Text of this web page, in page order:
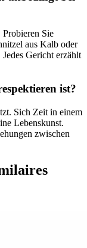
Sie
aus Kalb oder
Gericht erzählt
ist?
Sich Zeit in einem
Lebenskunst.
zwischen